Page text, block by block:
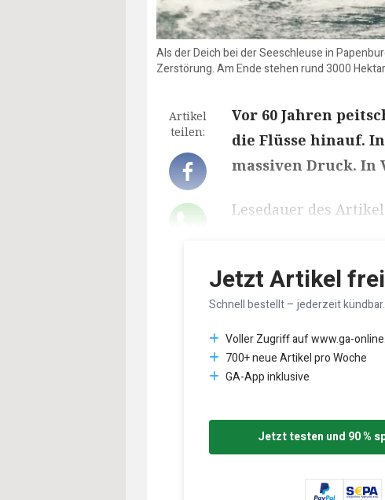
Als der Deich bei der Seeschleuse in
Zerstörung. Am Ende stehen rund 3000
Artikel
teilen:
Vor 60 Jahren
die Flüsse hinauf.
massiven Druck. In
Lesedauer des
Jetzt Artikel
Schnell bestellt – jederzeit kündbar.
Voller Zugriff auf www.ga-
700+ neue Artikel pro Woche
GA-App inklusive
Jetzt testen und 90 %